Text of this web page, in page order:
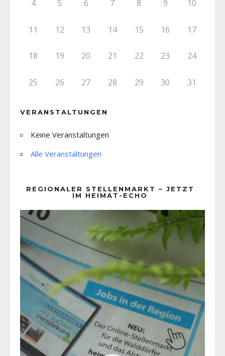
4 5 6 7 8 9 10
11 12 13 14 15 16 17
18 19 20 21 22 23 24
25 26 27 28 29 30 31
VERANSTALTUNGEN
Keine Veranstaltungen
Alle Veranstaltungen
REGIONALER STELLENMARKT – JETZT
IM HEIMAT-ECHO
Player